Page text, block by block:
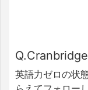
英語力ゼロの状